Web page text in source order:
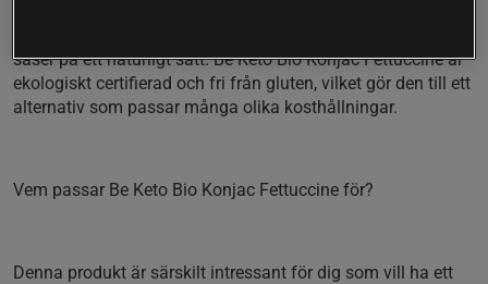
såser på ett naturligt sätt. Be Keto Bio Konjac Fettuccine är
ekologiskt certifierad och fri från gluten, vilket gör den till ett
alternativ som passar många olika kosthållningar.
Vem passar Be Keto Bio Konjac Fettuccine för?
Denna produkt är särskilt intressant för dig som vill ha ett